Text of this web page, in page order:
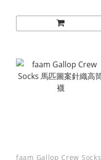
faam Gallop Crew Socks